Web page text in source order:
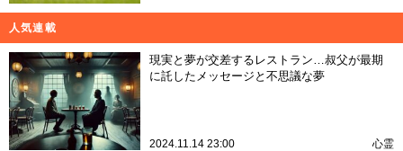
人気連載
現実と夢が交差するレストラン…叔父が最期
に託したメッセージと不思議な夢
2024.11.14 23:00 心霊